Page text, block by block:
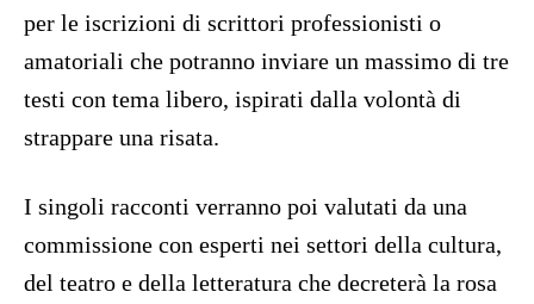
per le iscrizioni di scrittori professionisti o
amatoriali che potranno inviare un massimo di tre
testi con tema libero, ispirati dalla volontà di
strappare una risata.
I singoli racconti verranno poi valutati da una
commissione con esperti nei settori della cultura,
del teatro e della letteratura che decreterà la rosa